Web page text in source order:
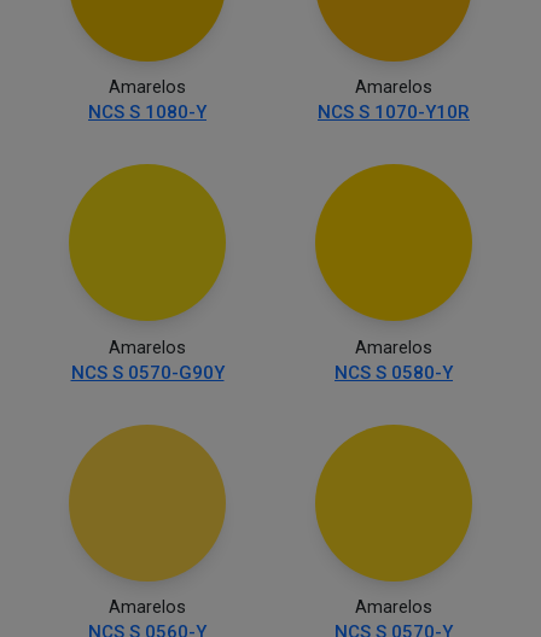
Amarelos
NCS S 1080-Y
Amarelos
NCS S 1070-Y10R
Amarelos
NCS S 0570-G90Y
Amarelos
NCS S 0580-Y
Amarelos
NCS S 0560-Y
Amarelos
NCS S 0570-Y